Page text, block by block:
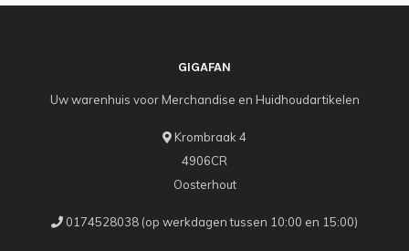
GIGAFAN
Uw warenhuis voor Merchandise en Huidhoudartikelen
Krombraak 4
4906CR
Oosterhout
0174528038 (op werkdagen tussen 10:00 en 15:00)